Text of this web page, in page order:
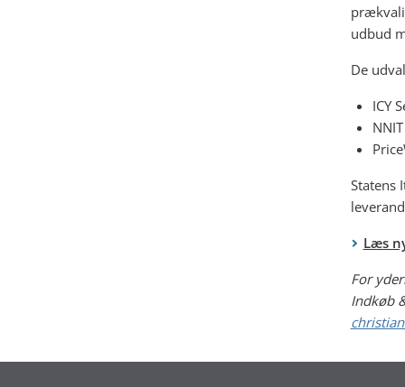
udbud
De
ICY
Statens
Læs
For
Indkøb